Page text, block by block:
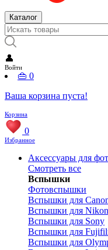
Каталог
👤
Войти
👜 0
Ваша корзина пуста!
Корзина
0
Избранное
Аксессуары для
Смотреть все
Вспышки
Фотовспышки
Вспышки для
Вспышки для Nikon
Вспышки для Sony
Вспышки для
Вспышки для